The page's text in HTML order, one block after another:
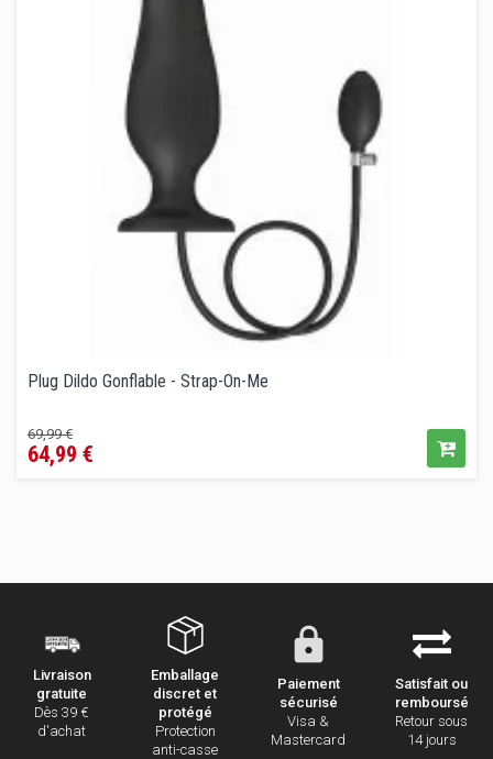
Plug Dildo Gonflable - Strap-On-Me
Prix
de
69,99 €Prix
64,99 €
Livraison
gratuite
Dès 39 €
d'achat
Emballage
discret et
protégé
Protection
anti-casse
Paiement
sécurisé
Visa &
Mastercard
Satisfait ou
remboursé
Retour sous
14 jours